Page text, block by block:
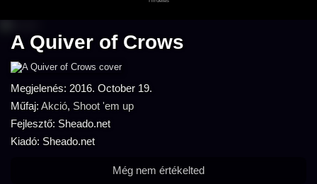
A Quiver of Crows
Megjelenés: 2016. October 19.
Műfaj: Akció, Shoot 'em up
Fejlesztő: Sheado.net
Kiadó: Sheado.net
Még nem értékelted